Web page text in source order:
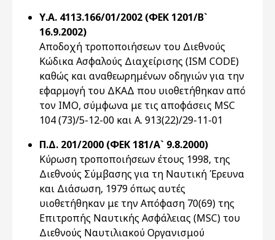
Υ.Α. 4113.166/01/2002 (ΦΕΚ 1201/Β`
16.9.2002)
Αποδοχή τροποποιήσεων του Διεθνούς
Κώδικα Ασφαλούς Διαχείρισης (ISM CODE)
καθώς και αναθεωρημένων οδηγιών για την
εφαρμογή του ΔΚΑΔ που υιοθετήθηκαν από
τον ΙΜΟ, σύμφωνα με τις αποφάσεις MSC
104 (73)/5-12-00 και Α. 913(22)/29-11-01
Π.Δ. 201/2000 (ΦΕΚ 181/Α` 9.8.2000)
Κύρωση τροποποιήσεων έτους 1998, της
Διεθνούς Σύμβασης για τη Ναυτική Έρευνα
και Διάσωση, 1979 όπως αυτές
υιοθετήθηκαν με την Απόφαση 70(69) της
Επιτροπής Ναυτικής Ασφάλειας (MSC) του
Διεθνούς Ναυτιλιακού Οργανισμού